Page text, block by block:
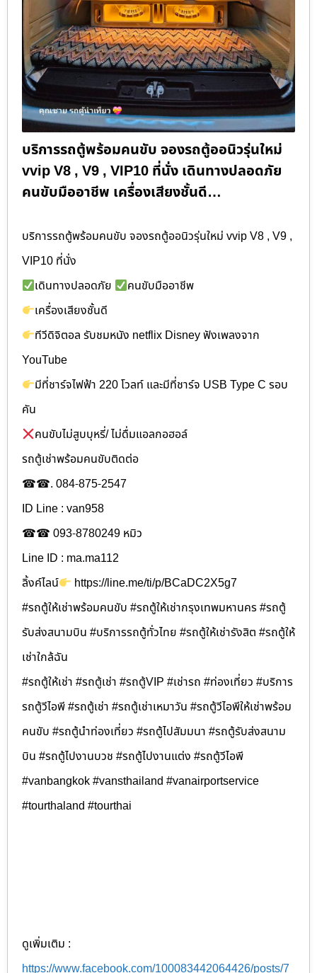
บริการรถตู้พร้อมคนขับ จองรถตู้ออนิวรุ่นใหม่
vvip V8 , V9 , VIP10 ที่นั่ง เดินทางปลอดภัย
คนขับมืออาชีพ เครื่องเสียงชั้นดี…
บริการรถตู้พร้อมคนขับ จองรถตู้ออนิวรุ่นใหม่ vvip V8 , V9 ,
VIP10 ที่นั่ง
เดินทางปลอดภัย
คนขับมืออาชีพ
เครื่องเสียงชั้นดี
ทีวีดิจิตอล รับชมหนัง netflix Disney ฟังเพลงจาก
YouTube
มีที่ชาร์จไฟฟ้า 220 โวลท์ และมีที่ชาร์จ USB Type C รอบ
คัน
คนขับไม่สูบบุหรี่/ ไม่ดื่มแอลกอฮอล์
รถตู้เช่าพร้อมคนขับติดต่อ
☎☎. 084-875-2547
ID Line : van958
☎☎ 093-8780249 หมิว
Line ID : ma.ma112
ลิ้งค์ไลน์
https://line.me/ti/p/BCaDC2X5g7
#รถตู้ให้เช่าพร้อมคนขับ #รถตู้ให้เช่ากรุงเทพมหานคร #รถตู้
รับส่งสนามบิน #บริการรถตู้ทั่วไทย #รถตู้ให้เช่ารังสิต #รถตู้ให้
เช่าใกล้ฉัน
#รถตู้ให้เช่า #รถตู้เช่า #รถตู้VIP #เช่ารถ #ท่องเที่ยว #บริการ
รถตู้วีไอพี #รถตู้เช่า #รถตู้เช่าเหมาวัน #รถตู้วีไอพีให้เช่าพร้อม
คนขับ #รถตู้นำท่องเที่ยว #รถตู้ไปสัมมนา #รถตู้รับส่งสนาม
บิน #รถตู้ไปงานบวช #รถตู้ไปงานแต่ง #รถตู้วีไอพี
#vanbangkok #vansthailand #vanairportservice
#tourthaland #tourthai
ดูเพิ่มเติม :
https://www.facebook.com/100083442064426/posts/7